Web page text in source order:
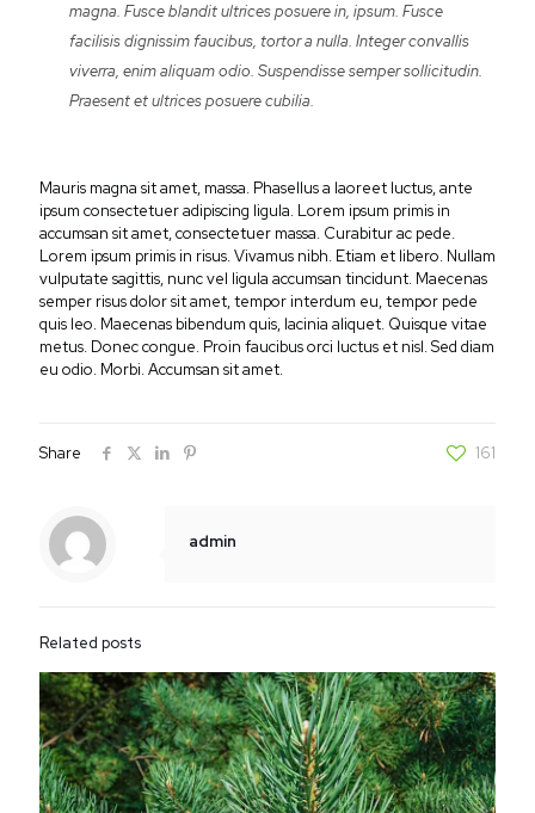
magna. Fusce blandit ultrices posuere in, ipsum. Fusce
facilisis dignissim faucibus, tortor a nulla. Integer convallis
viverra, enim aliquam odio. Suspendisse semper sollicitudin.
Praesent et ultrices posuere cubilia.
Mauris magna sit amet, massa. Phasellus a laoreet luctus, ante
ipsum consectetuer adipiscing ligula. Lorem ipsum primis in
accumsan sit amet, consectetuer massa. Curabitur ac pede.
Lorem ipsum primis in risus. Vivamus nibh. Etiam et libero. Nullam
vulputate sagittis, nunc vel ligula accumsan tincidunt. Maecenas
semper risus dolor sit amet, tempor interdum eu, tempor pede
quis leo. Maecenas bibendum quis, lacinia aliquet. Quisque vitae
metus. Donec congue. Proin faucibus orci luctus et nisl. Sed diam
eu odio. Morbi. Accumsan sit amet.
Share 161
admin
Related posts